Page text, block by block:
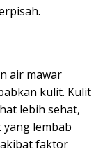
air mawar
kulit. Kulit
lebih sehat,
yang lembab
faktor